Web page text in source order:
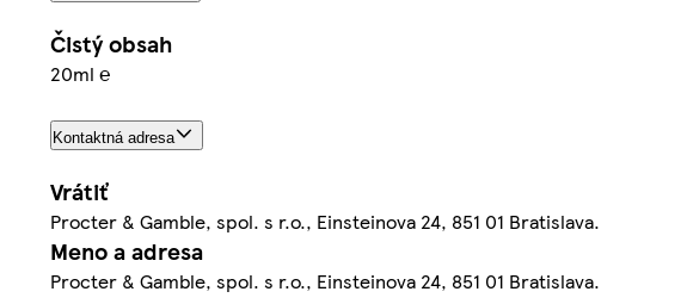
Čistý obsah
20ml ℮
Kontaktná adresa
Vrátiť
Procter & Gamble, spol. s r.o., Einsteinova 24, 851 01 Bratislava.
Meno a adresa
Procter & Gamble, spol. s r.o., Einsteinova 24, 851 01 Bratislava.